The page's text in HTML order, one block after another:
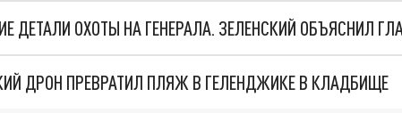
ДРОН ПРЕВРАТИЛ ПЛЯЖ В ГЕЛЕНДЖИКЕ В КЛАДБИЩЕ